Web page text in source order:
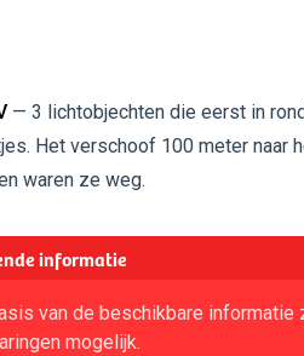
— 3 lichtobjechten die eerst in
Het verschoof 100 meter naar
waren ze weg.
informatie
van de beschikbare informatie
mogelijk.